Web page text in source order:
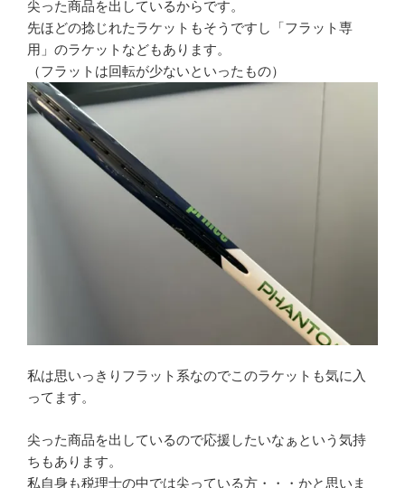
尖った商品を出しているからです。
先ほどの捻じれたラケットもそうですし「フラット専
用」のラケットなどもあります。
（フラットは回転が少ないといったもの）
私は思いっきりフラット系なのでこのラケットも気に入
ってます。
尖った商品を出しているので応援したいなぁという気持
ちもあります。
私自身も税理士の中では尖っている方・・・かと思いま